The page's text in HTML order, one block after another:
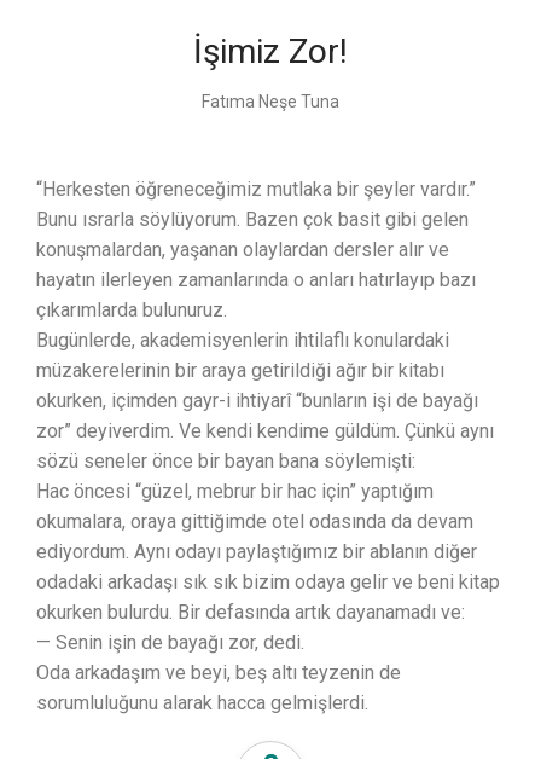
İşimiz Zor!
Fatıma Neşe Tuna
“Herkesten öğreneceğimiz mutlaka bir şeyler vardır.”
Bunu ısrarla söylüyorum. Bazen çok basit gibi gelen
konuşmalardan, yaşanan olaylardan dersler alır ve
hayatın ilerleyen zamanlarında o anları hatırlayıp bazı
çıkarımlarda bulunuruz.
Bugünlerde, akademisyenlerin ihtilaflı konulardaki
müzakerelerinin bir araya getirildiği ağır bir kitabı
okurken, içimden gayr-i ihtiyarî “bunların işi de bayağı
zor” deyiverdim. Ve kendi kendime güldüm. Çünkü aynı
sözü seneler önce bir bayan bana söylemişti:
Hac öncesi “güzel, mebrur bir hac için” yaptığım
okumalara, oraya gittiğimde otel odasında da devam
ediyordum. Aynı odayı paylaştığımız bir ablanın diğer
odadaki arkadaşı sık sık bizim odaya gelir ve beni kitap
okurken bulurdu. Bir defasında artık dayanamadı ve:
— Senin işin de bayağı zor, dedi.
Oda arkadaşım ve beyi, beş altı teyzenin de
sorumluluğunu alarak hacca gelmişlerdi.